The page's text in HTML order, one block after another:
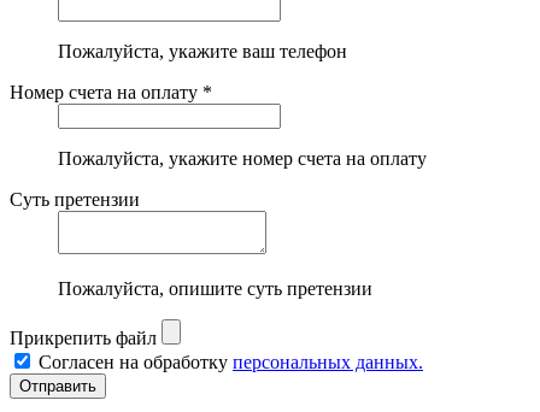
Пожалуйста, укажите ваш телефон
Номер счета на оплату *
Пожалуйста, укажите номер счета на оплату
Суть претензии
Пожалуйста, опишите суть претензии
Прикрепить файл
Согласен на обработку персональных данных.